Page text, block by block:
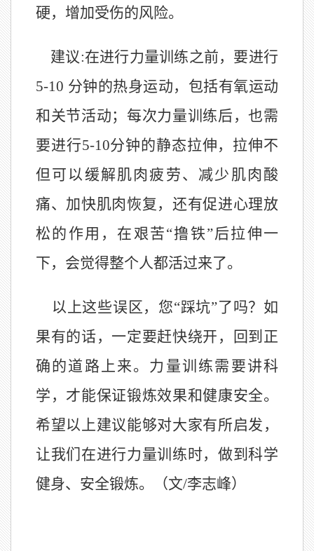
硬，增加受伤的风险。
建议:在进行力量训练之前，要进行
5-10 分钟的热身运动，包括有氧运动
和关节活动；每次力量训练后，也需
要进行5-10分钟的静态拉伸，拉伸不
但可以缓解肌肉疲劳、减少肌肉酸
痛、加快肌肉恢复，还有促进心理放
松的作用，在艰苦“撸铁”后拉伸一
下，会觉得整个人都活过来了。
以上这些误区，您“踩坑”了吗？如
果有的话，一定要赶快绕开，回到正
确的道路上来。力量训练需要讲科
学，才能保证锻炼效果和健康安全。
希望以上建议能够对大家有所启发，
让我们在进行力量训练时，做到科学
健身、安全锻炼。（文/李志峰）